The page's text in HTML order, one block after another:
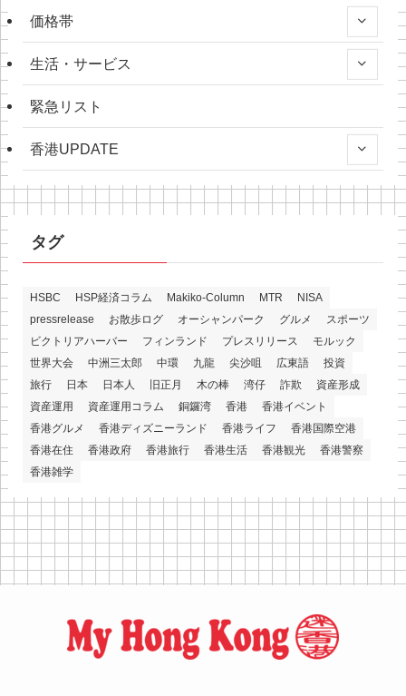
価格帯
生活・サービス
緊急リスト
香港UPDATE
タグ
HSBC HSP経済コラム Makiko-Column MTR
NISA
pressrelease
お散歩ログ オーシャンパーク グルメ
スポーツ
ビクトリアハーバー
フィンランド プレスリリース
モルック
世界大会
中洲三太郎 中環 九龍 尖沙咀 広東語
投資
旅行
日本 日本人 旧正月 木の棒 湾仔 詐欺
資産形成
資産運用
資産運用コラム 銅鑼湾 香港
香港イベント
香港グルメ
香港ディズニーランド 香港ライフ
香港国際空港
香港在住
香港政府 香港旅行 香港生活 香港観光
香港警察
香港雑学